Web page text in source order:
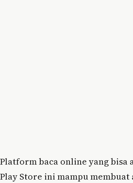
Platform baca online yang bisa
Play Store ini mampu membuat